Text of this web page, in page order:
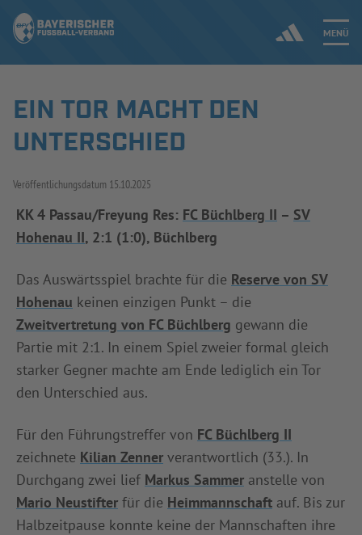
MENÜ
Jetzt einloggen
SPIELBETRIEB & VERBANDSLEBEN
AUSBILDUNG & FÖRDERUNG
DER VERBAND
SPIELPLUS
EIN TOR MACHT DEN
UNTERSCHIED
Veröffentlichungsdatum 15.10.2025
KK 4 Passau/Freyung Res: FC Büchlberg II – SV
Hohenau II, 2:1 (1:0), Büchlberg
Das Auswärtsspiel brachte für die Reserve von SV
Hohenau keinen einzigen Punkt – die
Zweitvertretung von FC Büchlberg gewann die
Partie mit 2:1. In einem Spiel zweier formal gleich
starker Gegner machte am Ende lediglich ein Tor
den Unterschied aus.
Für den Führungstreffer von FC Büchlberg II
zeichnete Kilian Zenner verantwortlich (33.). In
Durchgang zwei lief Markus Sammer anstelle von
Mario Neustifter für die Heimmannschaft auf. Bis zur
Halbzeitpause konnte keine der Mannschaften ihre